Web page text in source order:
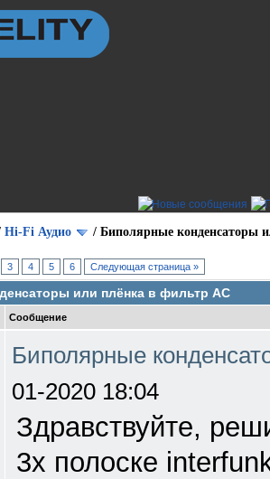
Hi-Fi Аудио / Биполярные конденсаторы
3 4 5 6 Следующая страница »
или плёнка в фильтр АС
Сообщение
Биполярные
01-2020 18:04
Здравствуйте,
3х полоске